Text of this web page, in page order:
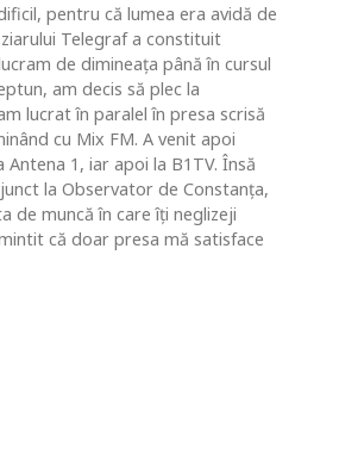
pentru că lumea era avidă de
Telegraf a constituit
de dimineaţa până în cursul
am decis să plec la
lucrat în paralel în presa scrisă
cu Mix FM. A venit apoi
1, iar apoi la B1TV. Însă
la Observator de Constanţa,
de muncă în care îţi neglizeji
că doar presa mă satisface